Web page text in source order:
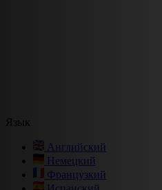
Язык
Английский
Немецкий
Французкий